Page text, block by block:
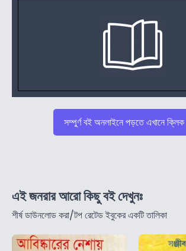
সম্পুর্ণ বই অনলাইনে পড়তে এখানে
এই জনরার আরো কিছু বই দেখুনঃ
শীর্ষ ডাউনলোড করা/টপ রেটেড ইবুকের একটি তালিকা